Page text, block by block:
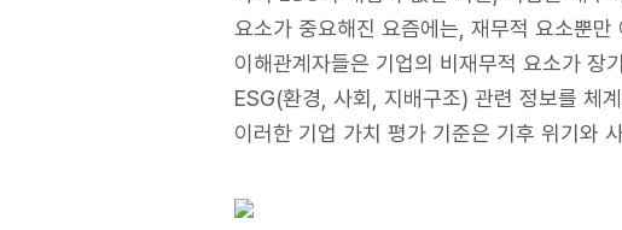
요소가 중요해진 요즘에는, 재무적 요소뿐
이해관계자들은 기업의 비재무적 요소가 장
ESG(환경, 사회, 지배구조) 관련 정보를 체
이러한 기업 가치 평가 기준은 기후 위기와